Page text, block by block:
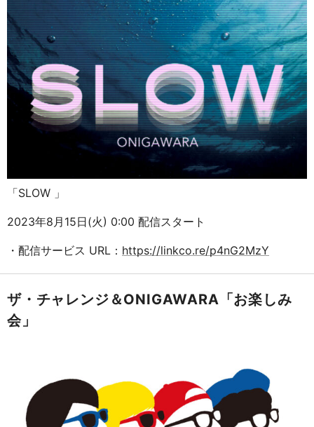
「SLOW 」
2023年8月15日(火) 0:00 配信スタート
・配信サービス URL： https://linkco.re/p4nG2MzY
ザ・チャレンジ＆ONIGAWARA「お楽しみ
会」